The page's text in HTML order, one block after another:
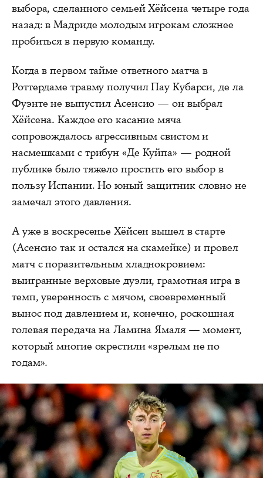
выбора, сделанного семьей Хёйсена четыре года
назад: в Мадриде молодым игрокам сложнее
пробиться в первую команду.
Когда в первом тайме ответного матча в
Роттердаме травму получил Пау Кубарси, де ла
Фуэнте не выпустил Асенсио — он выбрал
Хёйсена. Каждое его касание мяча
сопровождалось агрессивным свистом и
насмешками с трибун «Де Куйпа» — родной
публике было тяжело простить его выбор в
пользу Испании. Но юный защитник словно не
замечал этого давления.
А уже в воскресенье Хёйсен вышел в старте
(Асенсио так и остался на скамейке) и провел
матч с поразительным хладнокровием:
выигранные верховые дуэли, грамотная игра в
темп, уверенность с мячом, своевременный
вынос под давлением и, конечно, роскошная
голевая передача на Ламина Ямаля — момент,
который многие окрестили «зрелым не по
годам».